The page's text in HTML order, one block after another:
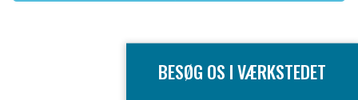
BESØG OS I VÆRKSTEDET